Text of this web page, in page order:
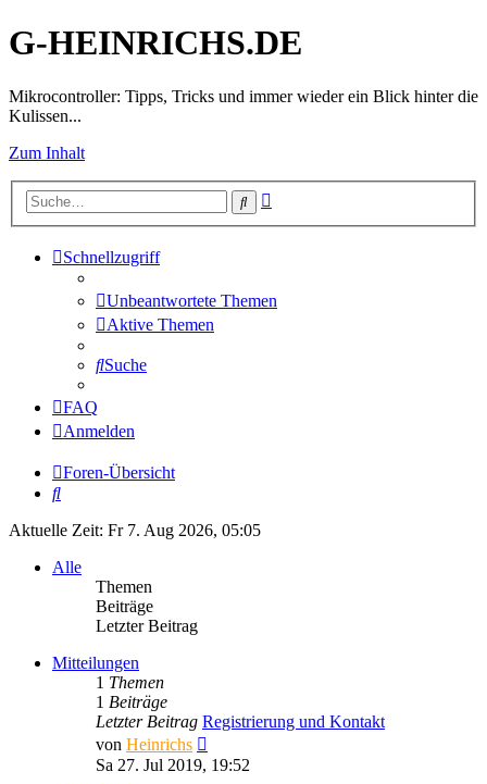
G-HEINRICHS.DE
Mikrocontroller: Tipps, Tricks und immer wieder ein Blick hinter die
Kulissen...
Zum Inhalt
Suche
Schnellzugriff
Unbeantwortete Themen
Aktive Themen
Suche
FAQ
Anmelden
Foren-Übersicht
Suche
Aktuelle Zeit: Fr 7. Aug 2026, 05:05
Alle
Themen
Beiträge
Letzter Beitrag
Mitteilungen
1 Themen
1 Beiträge
Letzter Beitrag Registrierung und Kontakt
von Heinrichs
Beitrag
Sa 27. Jul 2019, 19:52